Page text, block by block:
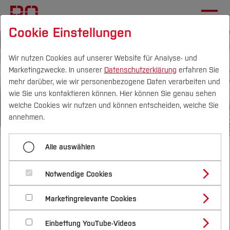
Campus Personen DE|EN Quicklinks
Studium
Studienangebote
Bachelorstudiengänge
Masterstudiengänge
Vor dem Studium
Bewerben & Einschreiben
Bewerbungsportal
Im Studium
Studienbüros und Prüfungen
Nach dem Studium
Forschung & Transfer
Profil
Forschungs- und Transferprofil
Schwerpunkte (FuT)
Beratung & Förderung
Nachhaltigkeit
Nachhaltigkeit studieren
International
Das Besondere der HS Bochum
– das sind die Vorteile
Praxisorientiert lernen hilft im Studium und bei
der Karriere
Cookie Einstellungen
Wir nutzen Cookies auf unserer Website für Analyse- und
Marketingzwecke. In unserer Datenschutzerklärung erfahren Sie
mehr darüber, wie wir personenbezogene Daten verarbeiten und
wie Sie uns kontaktieren können. Hier können Sie genau sehen
welche Cookies wir nutzen und können entscheiden, welche Sie
annehmen.
Alle auswählen
Notwendige Cookies
Marketingrelevante Cookies
Einbettung YouTube-Videos